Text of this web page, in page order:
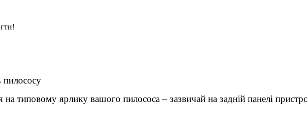
пилососу
на типовому ярлику вашого пилососа – зазвичай на задній панелі